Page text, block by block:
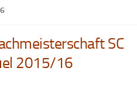
SC
2015/16